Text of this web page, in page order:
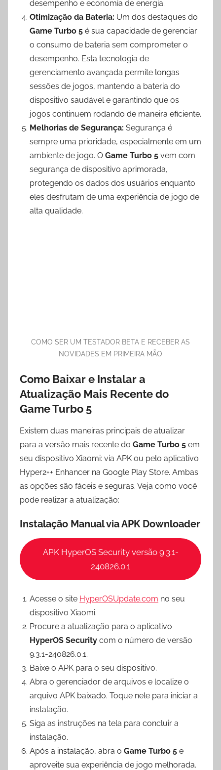
desempenho e economia de energia.
Otimização da Bateria: Um dos destaques do
Game Turbo 5 é sua capacidade de gerenciar
o consumo de bateria sem comprometer o
desempenho. Esta tecnologia de
gerenciamento avançada permite longas
sessões de jogos, mantendo a bateria do
dispositivo saudável e garantindo que os
jogos continuem rodando de maneira eficiente.
Melhorias de Segurança: Segurança é
sempre uma prioridade, especialmente em um
ambiente de jogo. O Game Turbo 5 vem com
segurança de dispositivo aprimorada,
protegendo os dados dos usuários enquanto
eles desfrutam de uma experiência de jogo de
alta qualidade.
COMO SER UM TESTADOR BETA E RECEBER AS
NOVIDADES EM PRIMEIRA MÃO
Como Baixar e Instalar a
Atualização Mais Recente do
Game Turbo 5
Existem duas maneiras principais de atualizar
para a versão mais recente do Game Turbo 5 em
seu dispositivo Xiaomi: via APK ou pelo aplicativo
Hyper2++ Enhancer na Google Play Store. Ambas
as opções são fáceis e seguras. Veja como você
pode realizar a atualização:
Instalação Manual via APK Downloader
APK HyperOS Security versão 9.3.1-
240826.0.1
Acesse o site HyperOSUpdate.com no seu
dispositivo Xiaomi.
Procure a atualização para o aplicativo
HyperOS Security com o número de versão
9.3.1-240826.0.1.
Baixe o APK para o seu dispositivo.
Abra o gerenciador de arquivos e localize o
arquivo APK baixado. Toque nele para iniciar a
instalação.
Siga as instruções na tela para concluir a
instalação.
Após a instalação, abra o Game Turbo 5 e
aproveite sua experiência de jogo melhorada.